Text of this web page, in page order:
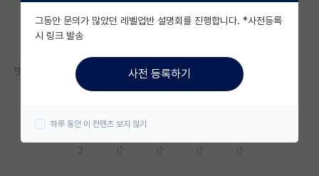
미국 유학 게시판
미국 대학원 합격 후기 게시판
대학원생 모집 게시판
연구실(PI) 홍보 게시판
댓글 감사합니다
그동안 문의가 많았던 레벨업반 설명회를 진행합니다. *사전등록
시 링크 발송
사전 등록하기
하루 동안 이 컨텐츠 보지 않기